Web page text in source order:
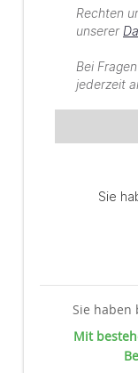
Sie haben
Mit